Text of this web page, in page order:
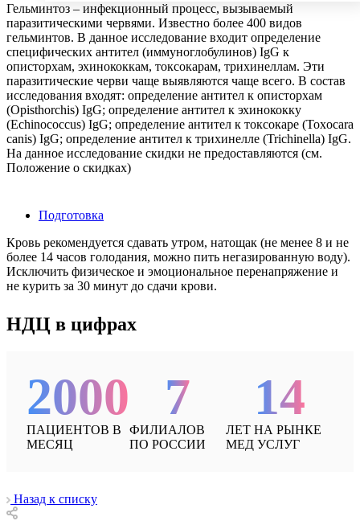
Гельминтоз – инфекционный процесс, вызываемый
паразитическими червями. Известно более 400 видов
гельминтов. В данное исследование входит определение
специфических антител (иммуноглобулинов) IgG к
описторхам, эхинококкам, токсокарам, трихинеллам. Эти
паразитические черви чаще выявляются чаще всего. В состав
исследования входят: определение антител к описторхам
(Opisthorchis) IgG; определение антител к эхинококку
(Echinococcus) IgG; определение антител к токсокаре (Toxocara
canis) IgG; определение антител к трихинелле (Trichinella) IgG.
На данное исследование скидки не предоставляются (см.
Положение о скидках)
Подготовка
Кровь рекомендуется сдавать утром, натощак (не менее 8 и не
более 14 часов голодания, можно пить негазированную воду).
Исключить физическое и эмоциональное перенапряжение и
не курить за 30 минут до сдачи крови.
НДЦ в цифрах
2000
ПАЦИЕНТОВ В
МЕСЯЦ
7
ФИЛИАЛОВ
ПО РОССИИ
14
ЛЕТ НА РЫНКЕ
МЕД УСЛУГ
Назад к списку